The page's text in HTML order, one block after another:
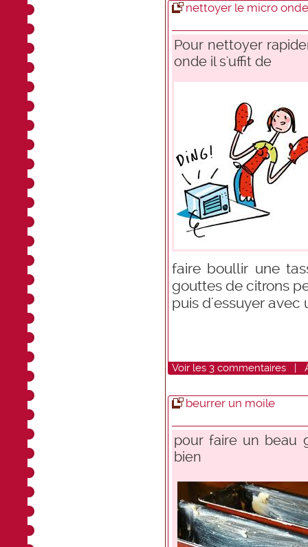
nettoyer le micro onde
Pour nettoyer
onde il s'uffit de
faire boullir une
gouttes de citrons
puis d'essuyer
Voir les 3 commentaires |
beurrer un moile
pour faire un beau
bien